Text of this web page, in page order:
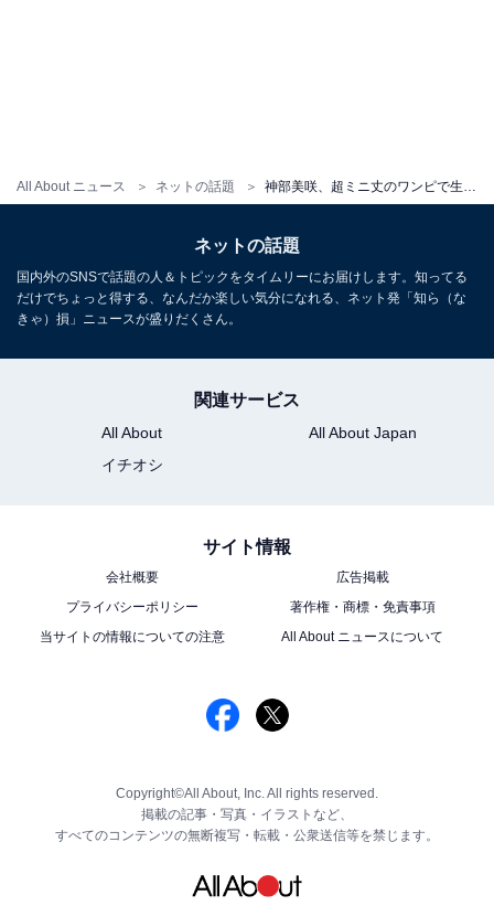
All About ニュース ネットの話題
ネットの話題
国内外のSNSで話題の人＆トピックをタイムリーにお届けします。知ってる
だけでちょっと得する、なんだか楽しい気分になれる、ネット発「知ら（な
きゃ）損」ニュースが盛りだくさん。
関連サービス
All About
All About Japan
イチオシ
サイト情報
会社概要
広告掲載
プライバシーポリシー
著作権・商標・免責事項
当サイトの情報についての注意
All About ニュースについて
Copyright©All About, Inc. All rights reserved.
掲載の記事・写真・イラストなど、
すべてのコンテンツの無断複写・転載・公衆送信等を禁じます。